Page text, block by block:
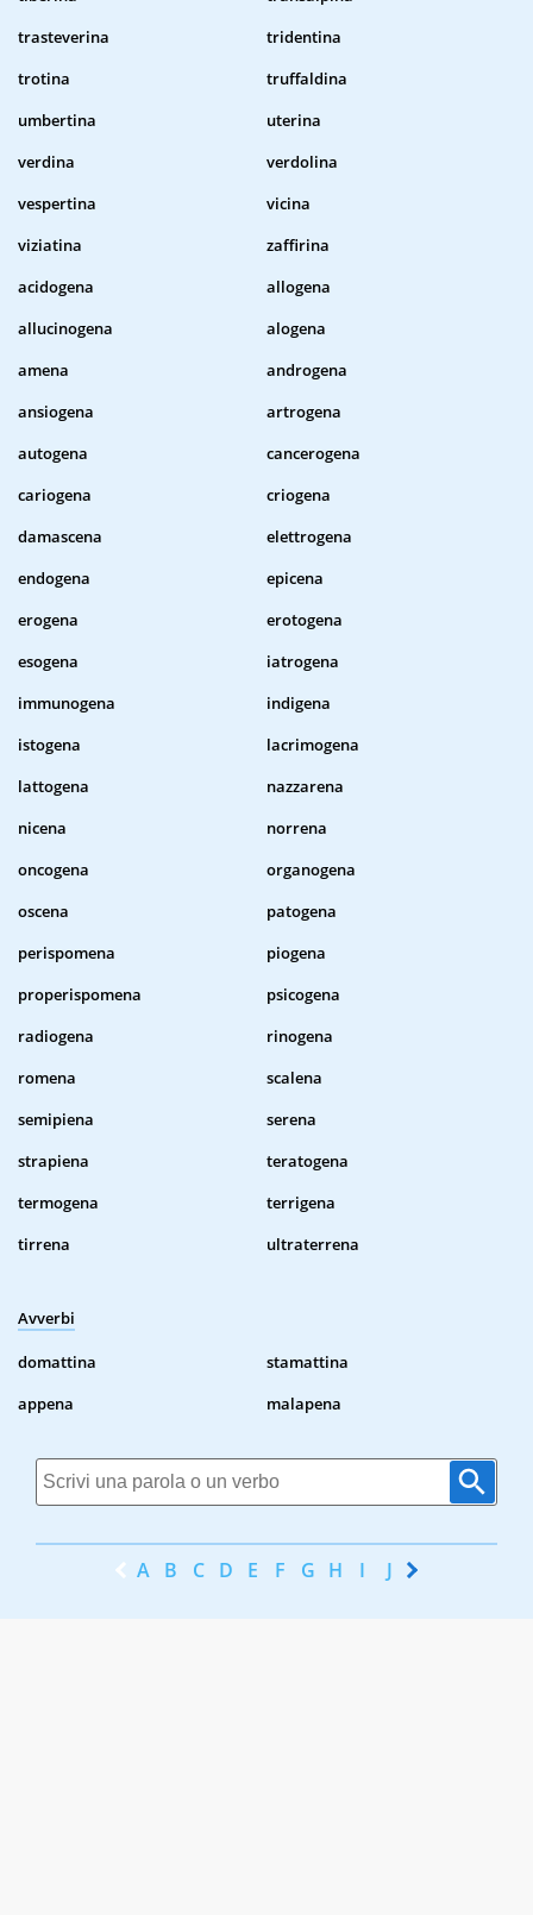
trasteverina
tridentina
trotina
truffaldina
umbertina
uterina
verdina
verdolina
vespertina
vicina
viziatina
zaffirina
acidogena
allogena
allucinogena
alogena
amena
androgena
ansiogena
artrogena
autogena
cancerogena
cariogena
criogena
damascena
elettrogena
endogena
epicena
erogena
erotogena
esogena
iatrogena
immunogena
indigena
istogena
lacrimogena
lattogena
nazzarena
nicena
norrena
oncogena
organogena
oscena
patogena
perispomena
piogena
properispomena
psicogena
radiogena
rinogena
romena
scalena
semipiena
serena
strapiena
teratogena
termogena
terrigena
tirrena
ultraterrena
Avverbi
domattina
stamattina
appena
malapena
A B C D E F G H I J K